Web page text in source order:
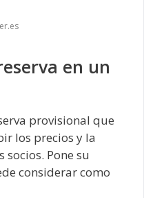
en un
provisional que
los precios y la
Pone su
considerar como